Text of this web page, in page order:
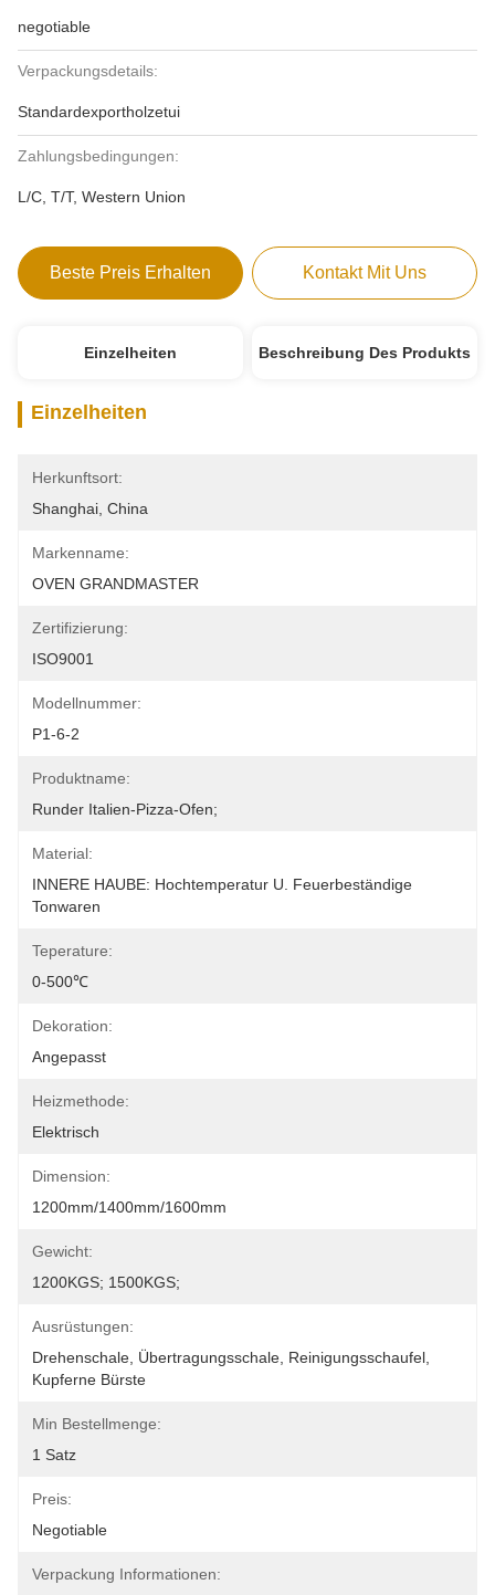
negotiable
Verpackungsdetails:
Standardexportholzetui
Zahlungsbedingungen:
L/C, T/T, Western Union
Beste Preis Erhalten Kontakt Mit Uns
Einzelheiten Beschreibung Des Produkts
Einzelheiten
Herkunftsort:
Shanghai, China
Markenname:
OVEN GRANDMASTER
Zertifizierung:
ISO9001
Modellnummer:
P1-6-2
Produktname:
Runder Italien-Pizza-Ofen;
Material:
INNERE HAUBE: Hochtemperatur U. Feuerbeständige
Tonwaren
Teperature:
0-500℃
Dekoration:
Angepasst
Heizmethode:
Elektrisch
Dimension:
1200mm/1400mm/1600mm
Gewicht:
1200KGS; 1500KGS;
Ausrüstungen:
Drehenschale, Übertragungsschale, Reinigungsschaufel,
Kupferne Bürste
Min Bestellmenge:
1 Satz
Preis:
Negotiable
Verpackung Informationen: